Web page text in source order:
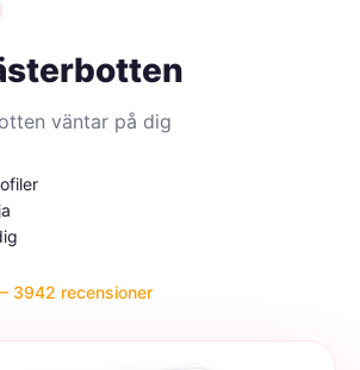
väntar på dig
recensioner